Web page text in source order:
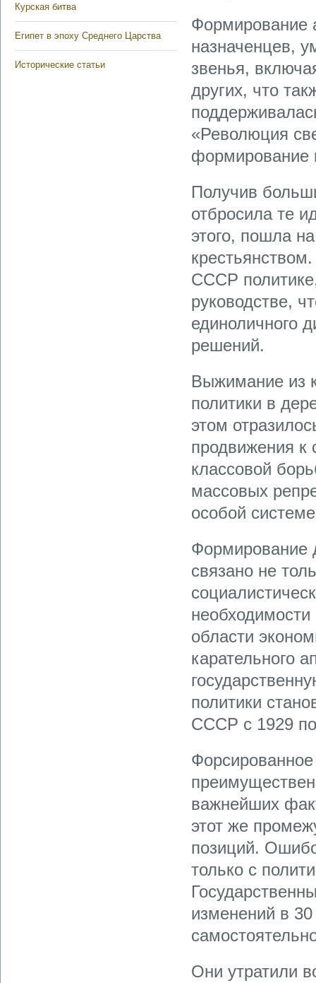
Курская битва
Египет в эпоху Среднего Царства
Исторические статьи
Формирование
назначенцев,
звенья,
других, что
«Революция
формирование
Получив
отбросила те
этого, пошла
СССР
руководстве,
единоличного
решений.
Выжимание из
политики в
этом
продвижения к
классовой
массовых
особой
Формирование
связано не
области
карательного
политики
СССР с 1929 по
важнейших
этот же
позиций.
только с
изменений в
Они утратили